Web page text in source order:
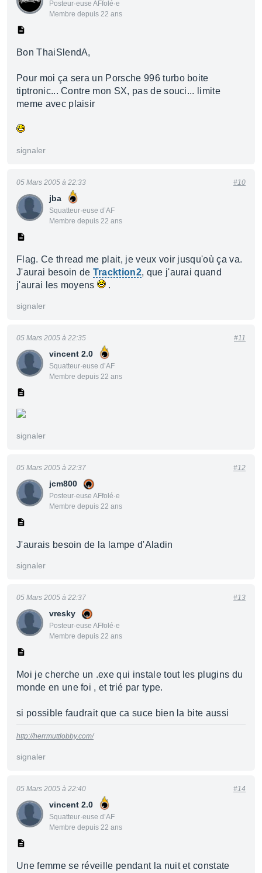
Posteur·euse AFfolé·e
Membre depuis 22 ans
Bon ThaiSlendA,
Pour moi ça sera un Porsche 996 turbo boite
tiptronic... Contre mon SX, pas de souci... limite
meme avec plaisir
signaler
jba
Squatteur·euse d’AF
Membre depuis 22 ans
05 Mars 2005 à 22:33 #10
Flag. Ce thread me plait, je veux voir jusqu'où ça va.
J'aurai besoin de Tracktion2, que j'aurai quand
j'aurai les moyens
.
signaler
vincent 2.0
Squatteur·euse d’AF
Membre depuis 22 ans
05 Mars 2005 à 22:35 #11
signaler
jcm800
Posteur·euse AFfolé·e
Membre depuis 22 ans
05 Mars 2005 à 22:37 #12
J'aurais besoin de la lampe d'Aladin
signaler
vresky
Posteur·euse AFfolé·e
Membre depuis 22 ans
05 Mars 2005 à 22:37 #13
Moi je cherche un .exe qui instale tout les plugins du
monde en une foi , et trié par type.
si possible faudrait que ca suce bien la bite aussi
http://herrmuttlobby.com/
signaler
vincent 2.0
Squatteur·euse d’AF
Membre depuis 22 ans
05 Mars 2005 à 22:40 #14
Une femme se réveille pendant la nuit et constate